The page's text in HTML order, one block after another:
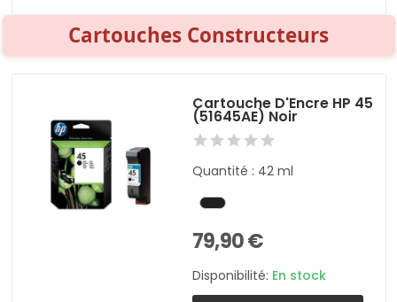
Cartouches Constructeurs
Cartouche D'Encre HP 45
(51645AE) Noir
Quantité : 42 ml
79,90 €
Disponibilité: En stock